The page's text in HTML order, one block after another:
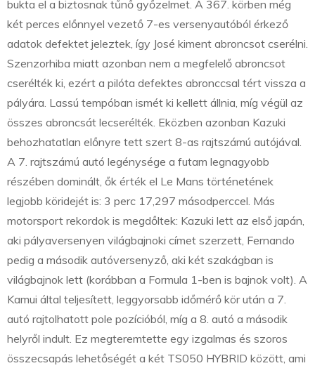
bukta el a biztosnak tűnő győzelmet. A 367. körben még
két perces előnnyel vezető 7-es versenyautóból érkező
adatok defektet jeleztek, így José kiment abroncsot cserélni.
Szenzorhiba miatt azonban nem a megfelelő abroncsot
cserélték ki, ezért a pilóta defektes abronccsal tért vissza a
pályára. Lassú tempóban ismét ki kellett állnia, míg végül az
összes abroncsát lecserélték. Eközben azonban Kazuki
behozhatatlan előnyre tett szert 8-as rajtszámú autójával.
A 7. rajtszámú autó legénysége a futam legnagyobb
részében dominált, ők érték el Le Mans történetének
legjobb köridejét is: 3 perc 17,297 másodperccel. Más
motorsport rekordok is megdőltek: Kazuki lett az első japán,
aki pályaversenyen világbajnoki címet szerzett, Fernando
pedig a második autóversenyző, aki két szakágban is
világbajnok lett (korábban a Formula 1-ben is bajnok volt). A
Kamui által teljesített, leggyorsabb időmérő kör után a 7.
autó rajtolhatott pole pozícióból, míg a 8. autó a második
helyről indult. Ez megteremtette egy izgalmas és szoros
összecsapás lehetőségét a két TS050 HYBRID között, ami